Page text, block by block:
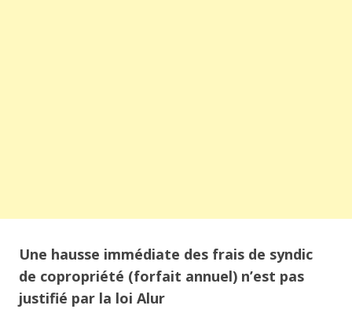
Une hausse immédiate des frais de syndic
de copropriété (forfait annuel) n’est pas
justifié par la loi Alur